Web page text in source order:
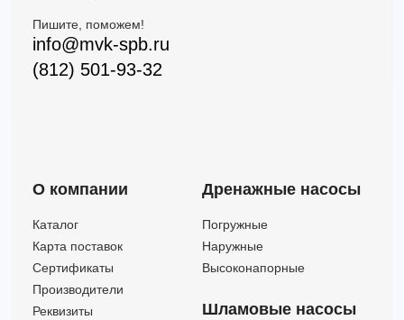
Пишите, поможем!
info@mvk-spb.ru
(812) 501-93-32
О компании
Каталог
Карта поставок
Сертификаты
Производители
Реквизиты
Дренажные насосы
Погружные
Наружные
Высоконапорные
Шламовые насосы